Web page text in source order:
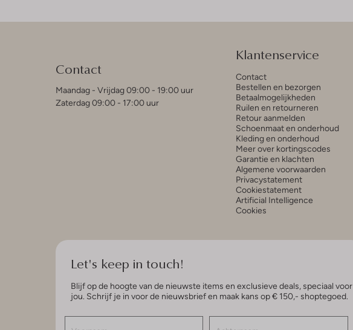
Contact
Maandag - Vrijdag 09:00 - 19:00 uur
Zaterdag 09:00 - 17:00 uur
Klantenservice
Contact
Bestellen en bezorgen
Betaalmogelijkheden
Ruilen en retourneren
Retour aanmelden
Schoenmaat en onderhoud
Kleding en onderhoud
Meer over kortingscodes
Garantie en klachten
Algemene voorwaarden
Privacystatement
Cookiestatement
Artificial Intelligence
Cookies
Let's keep in touch!
Blijf op de hoogte van de nieuwste items en exclusieve deals, speciaal voor
jou. Schrijf je in voor de nieuwsbrief en maak kans op € 150,- shoptegoed.